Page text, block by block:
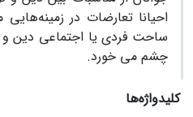
احیانا تعارضات در
ساحت فردی یا اجتماعی دین و
چشم می خورد.
کلیدواژه‌ها